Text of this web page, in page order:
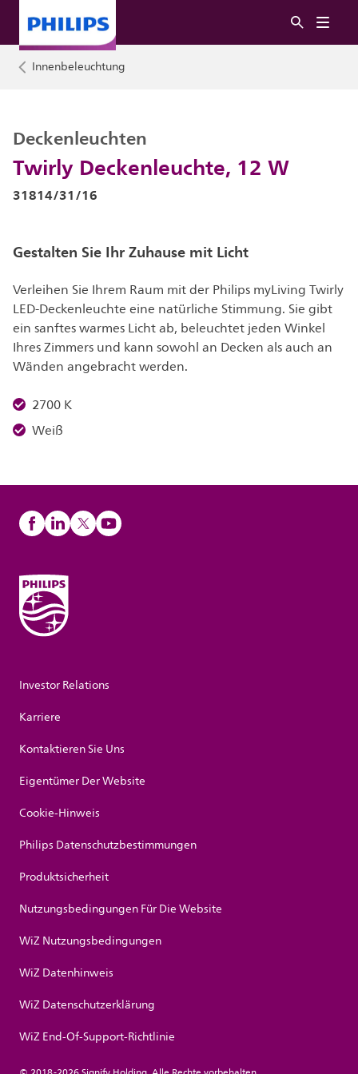
Innenbeleuchtung
Twirly Deckenleuchte, 12 W
Deckenleuchten
31814/31/16
Gestalten Sie Ihr Zuhause mit Licht
Verleihen Sie Ihrem Raum mit der Philips myLiving Twirly
LED-Deckenleuchte eine natürliche Stimmung. Sie gibt
ein sanftes warmes Licht ab, beleuchtet jeden Winkel
Ihres Zimmers und kann sowohl an Decken als auch an
Wänden angebracht werden.
2700 K
Weiß
Investor Relations
Karriere
Kontaktieren Sie Uns
Eigentümer Der Website
Cookie-Hinweis
Philips Datenschutzbestimmungen
Produktsicherheit
Nutzungsbedingungen Für Die Website
WiZ Nutzungsbedingungen
WiZ Datenhinweis
WiZ Datenschutzerklärung
WiZ End-Of-Support-Richtlinie